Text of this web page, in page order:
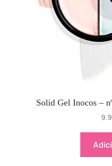
Solid Gel Inocos –